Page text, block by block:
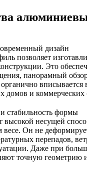
дизайн
позволяет
Это
панорамный
домов и коммерческих
стабильность формы
несущей
весе. Он не
перепадов,
Даже при
точную геометрию